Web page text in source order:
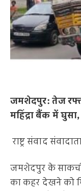
जमशेदपुर: तेज
महिंद्रा बैंक में
राष्ट्र संवाद
जमशेदपुर के साकची
का कहर देखने को